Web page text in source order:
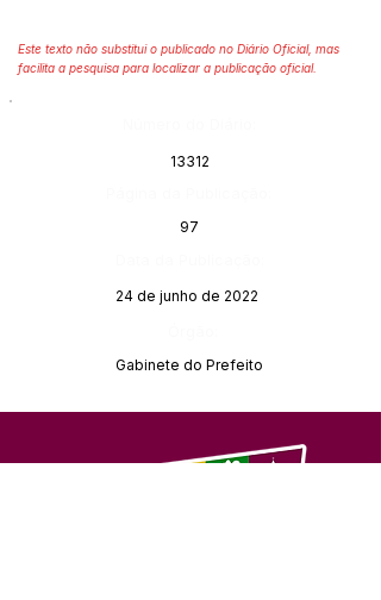
Este texto não substitui o publicado no Diário Oficial, mas
facilita a pesquisa para localizar a publicação oficial.
13312
97
24 de junho de 2022
Gabinete do Prefeito